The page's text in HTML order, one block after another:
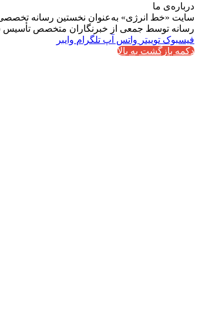
درباره‌ی ما
سایت «خط انرژی» به‌عنوان نخستین رسانه تخصصی
رسانه توسط جمعی از خبرنگاران متخصص تأسیس
فیسبوک توییتر واتس آپ تلگرام وایبر
دکمه بازگشت به بالا